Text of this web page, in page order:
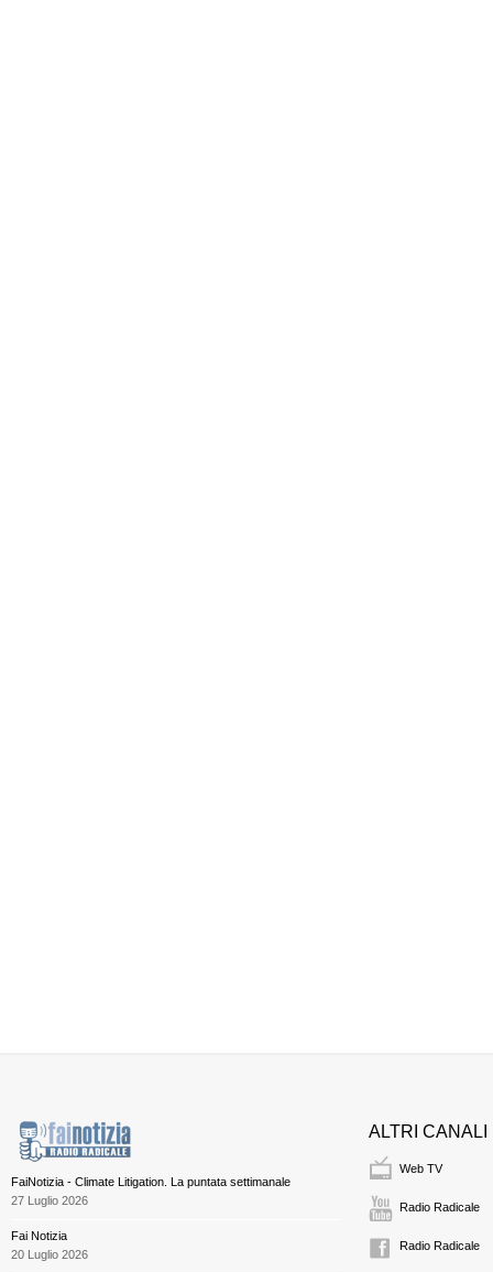
FaiNotizia - Climate Litigation. La puntata settimanale
27 Luglio 2026
Fai Notizia
20 Luglio 2026
ALTRI CANALI
Web TV
Radio Radicale
Radio Radicale